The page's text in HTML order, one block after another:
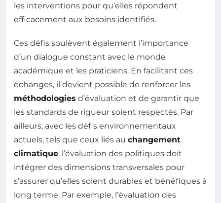
les interventions pour qu’elles répondent
efficacement aux besoins identifiés.
Ces défis soulèvent également l’importance
d’un dialogue constant avec le monde
académique et les praticiens. En facilitant ces
échanges, il devient possible de renforcer les
méthodologies d’évaluation et de garantir que
les standards de rigueur soient respectés. Par
ailleurs, avec les défis environnementaux
actuels, tels que ceux liés au changement
climatique, l’évaluation des politiques doit
intégrer des dimensions transversales pour
s’assurer qu’elles soient durables et bénéfiques à
long terme. Par exemple, l’évaluation des